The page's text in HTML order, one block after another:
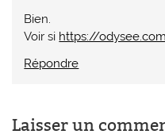
Bien.
Voir si https://
Répondre
Laisser un